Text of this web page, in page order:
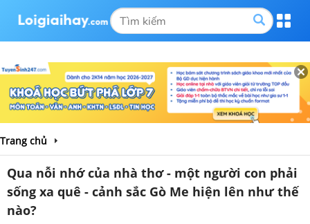
Trang chủ
Qua nỗi nhớ của nhà thơ - một người con phải
sống xa quê - cảnh sắc Gò Me hiện lên như thế
nào?